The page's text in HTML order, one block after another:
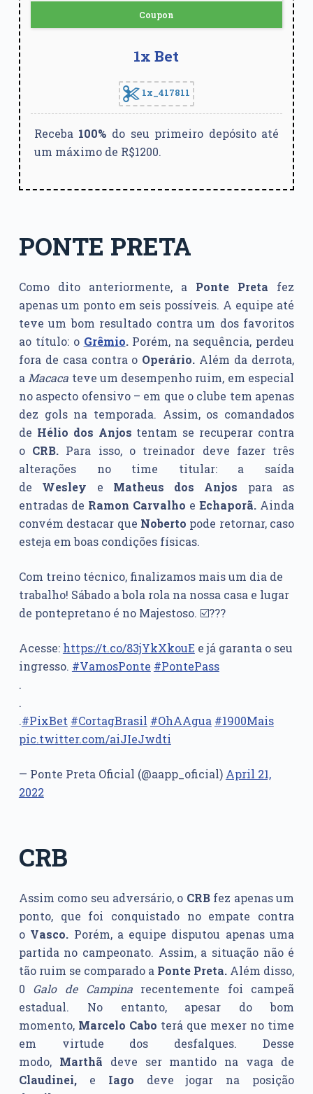
Coupon
1x Bet
1x_417811
Receba 100% do seu primeiro depósito até
um máximo de R$1200.
PONTE PRETA
Como dito anteriormente, a Ponte Preta fez
apenas um ponto em seis possíveis. A equipe até
teve um bom resultado contra um dos favoritos
ao título: o Grêmio. Porém, na sequência, perdeu
fora de casa contra o Operário. Além da derrota,
aMacaca teve um desempenho ruim, em especial
no aspecto ofensivo – em que o clube tem apenas
dez gols na temporada. Assim, os comandados
de Hélio dos Anjos tentam se recuperar contra
o CRB. Para isso, o treinador deve fazer três
alterações no time titular: a saída
de Wesley e Matheus dos Anjos para as
entradas de Ramon Carvalho eEchaporã. Ainda
convém destacar que Noberto pode retornar, caso
esteja em boas condições físicas.
Com treino técnico, finalizamos mais um dia de
trabalho! Sábado a bola rola na nossa casa e lugar
de pontepretano é no Majestoso. ☑️???
Acesse: https://t.co/83jYkXkouE e já garanta o seu
ingresso. #VamosPonte #PontePass
.
.
.#PixBet #CortagBrasil #OhAAgua #1900Mais
pic.twitter.com/aiJIeJwdti
— Ponte Preta Oficial (@aapp_oficial) April 21,
2022
CRB
Assim como seu adversário, o CRB fez apenas um
ponto, que foi conquistado no empate contra
o Vasco. Porém, a equipe disputou apenas uma
partida no campeonato. Assim, a situação não é
tão ruim se comparado a Ponte Preta. Além disso,
0 Galo de Campina recentemente foi campeã
estadual. No entanto, apesar do bom
momento, Marcelo Cabo terá que mexer no time
em virtude dos desfalques. Desse
modo, Marthã deve ser mantido na vaga de
Claudinei,
e Iago deve jogar na posição